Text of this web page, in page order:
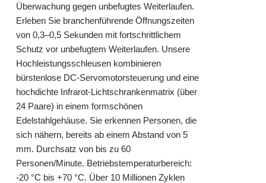
Überwachung gegen unbefugtes Weiterlaufen.
Erleben Sie branchenführende Öffnungszeiten
von 0,3–0,5 Sekunden mit fortschrittlichem
Schutz vor unbefugtem Weiterlaufen. Unsere
Hochleistungsschleusen kombinieren
bürstenlose DC-Servomotorsteuerung und eine
hochdichte Infrarot-Lichtschrankenmatrix (über
24 Paare) in einem formschönen
Edelstahlgehäuse. Sie erkennen Personen, die
sich nähern, bereits ab einem Abstand von 5
mm. Durchsatz von bis zu 60
Personen/Minute. Betriebstemperaturbereich:
-20 °C bis +70 °C. Über 10 Millionen Zyklen